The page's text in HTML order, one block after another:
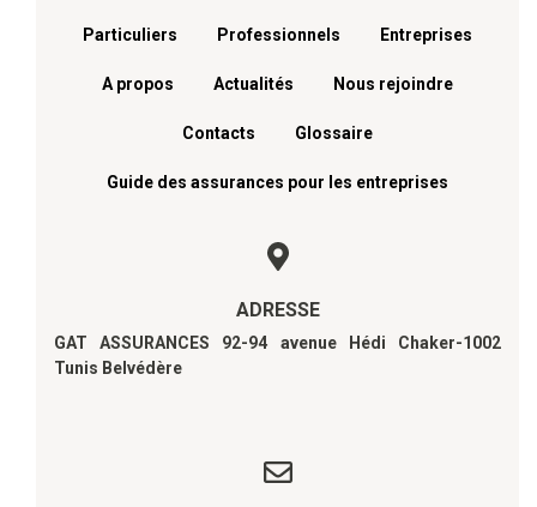
Menu footer
Particuliers Professionnels Entreprises
A propos Actualités Nous rejoindre
Contacts Glossaire
Guide des assurances pour les entreprises
ADRESSE
GAT ASSURANCES 92-94 avenue Hédi Chaker-1002
Tunis Belvédère